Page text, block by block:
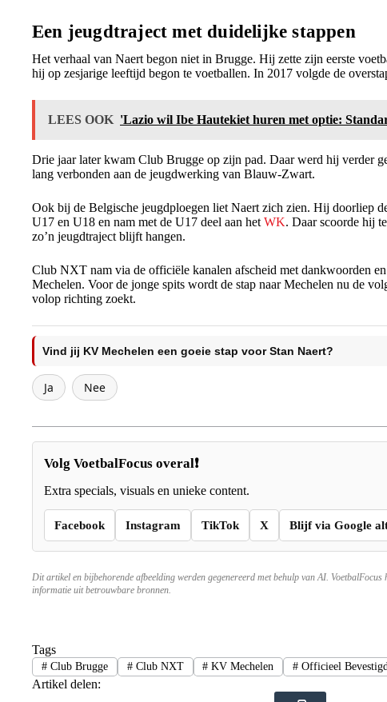
Een jeugdtraject met duidelijke stappen
Het verhaal van Naert begon niet in Brugge. Hij zette zijn eerste
hij op zesjarige leeftijd begon te voetballen. In 2017 volgde de
LEES OOK 'Lazio wil Ibe Hautekiet huren met optie:
Drie jaar later kwam Club Brugge op zijn pad. Daar werd hij verder
lang verbonden aan de jeugdwerking van Blauw-Zwart.
Ook bij de Belgische jeugdploegen liet Naert zich zien. Hij doorliep
U17 en U18 en nam met de U17 deel aan het WK. Daar scoorde hij
zo’n jeugdtraject blijft hangen.
Club NXT nam via de officiële kanalen afscheid met dankwoorden
Mechelen. Voor de jonge spits wordt de stap naar Mechelen nu de
volop richting zoekt.
Vind jij KV Mechelen een goeie stap voor Stan Naert?
Ja Nee
Volg VoetbalFocus overal❗
Extra specials, visuals en unieke content.
Facebook Instagram TikTok X Blijf via Google
Dit artikel en bijbehorende afbeelding werden gegenereerd met behulp van AI. VoetbalFocus
informatie uit betrouwbare bronnen.
Tags
#Club Brugge #Club NXT # KV Mechelen # Officieel
Artikel delen: